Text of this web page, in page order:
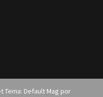
Tema: Default Mag por